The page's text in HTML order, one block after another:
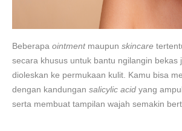
Beberapa ointmentmaupun skincare
secara khusus untuk bantu ngilangin bekas
dioleskan ke permukaan kulit. Kamu bisa
dengan kandungan salicylic acid yang
serta membuat tampilan wajah semakin